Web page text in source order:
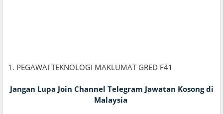
1. PEGAWAI TEKNOLOGI MAKLUMAT GRED F41
Jangan Lupa Join Channel Telegram Jawatan Kosong di
Malaysia